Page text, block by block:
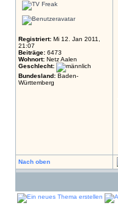
Registriert: Mi 12. Jan 2011,
21:07
Beiträge: 6473
Wohnort: Netz Aalen
Geschlecht:
Bundesland: Baden-
Württemberg
Nach oben